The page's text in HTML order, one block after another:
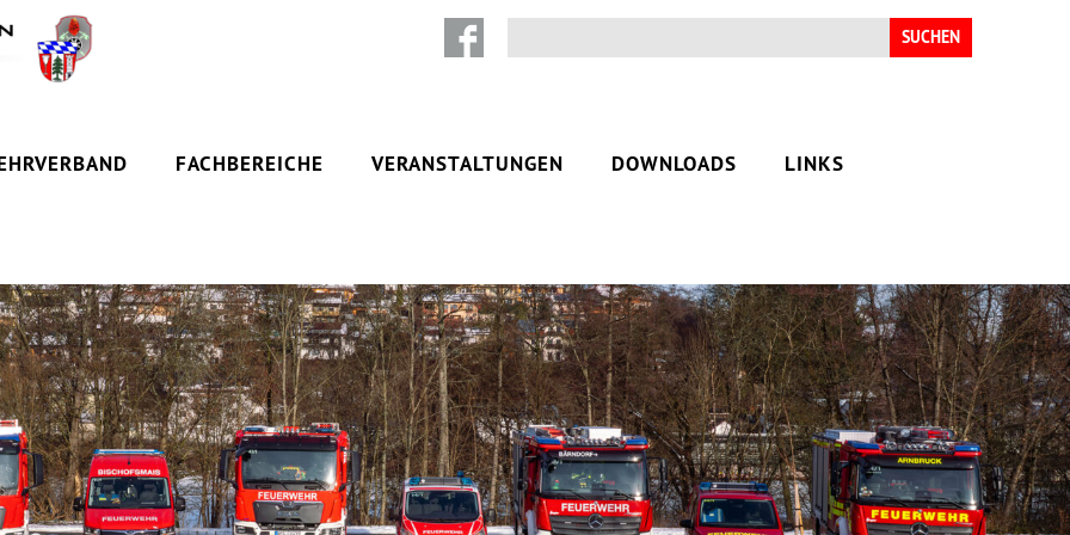
Suchen
nach:
FACHBEREICHE VERANSTALTUNGEN DOWNLOADS LINKS